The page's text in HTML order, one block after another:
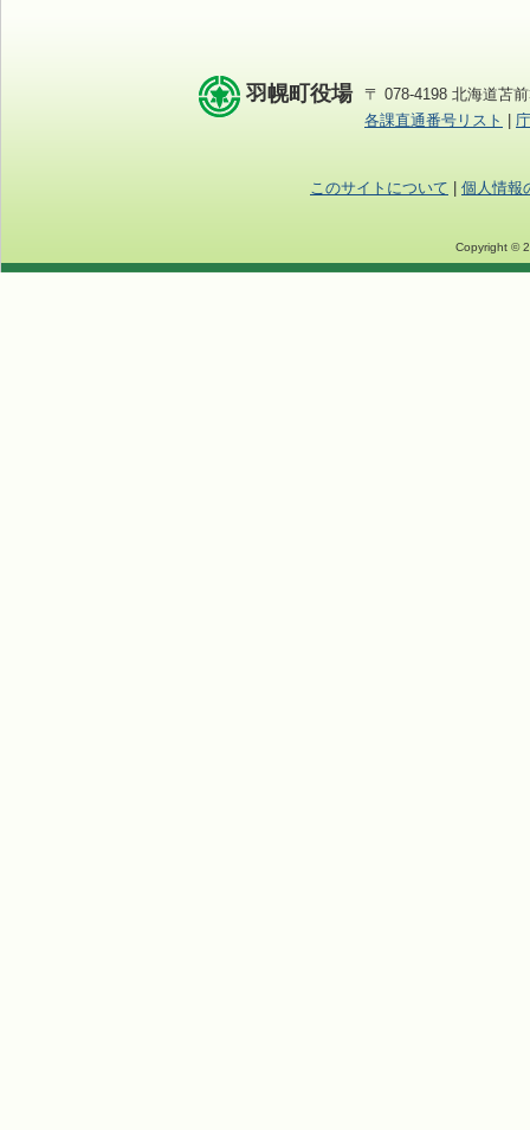
羽幌町役場
〒 078-4198 北海道苫
各課直通番号リスト
このサイトについて 個人情報
Copyright ©